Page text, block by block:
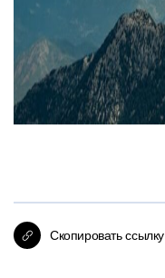
Скопировать ссылку